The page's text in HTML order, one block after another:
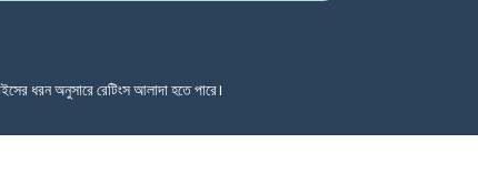
ধরন অনুসারে রেটিংস আলাদা হতে পারে।